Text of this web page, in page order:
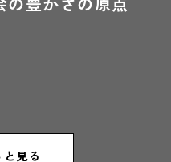
見る